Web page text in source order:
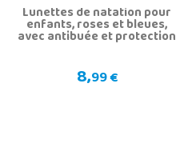
Lunettes de natation pour
enfants, roses et bleues,
avec antibuée et protection
8,99 €